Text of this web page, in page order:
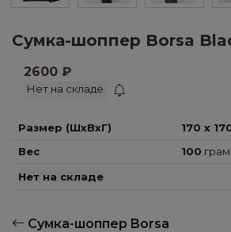
Сумка-шоппер Borsa
2600 ₽
Нет на складе
Размер (ШхВхГ) 170 x
Вес
100
Нет на складе
Сумка-шоппер Borsa